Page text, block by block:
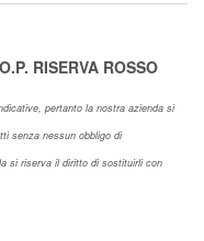
RISERVA ROSSO
pertanto la nostra azienda si
senza nessun obbligo di
si riserva il diritto di sostituirli con